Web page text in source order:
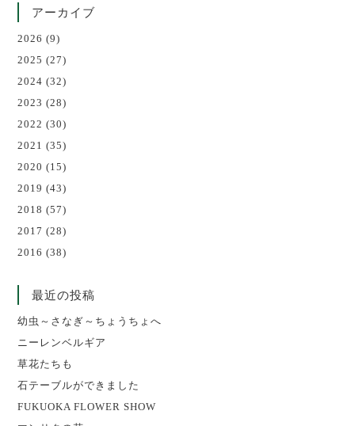
アーカイブ
2026 (9)
2025 (27)
2024 (32)
2023 (28)
2022 (30)
2021 (35)
2020 (15)
2019 (43)
2018 (57)
2017 (28)
2016 (38)
最近の投稿
幼虫～さなぎ～ちょうちょへ
ニーレンベルギア
草花たちも
石テーブルができました
FUKUOKA FLOWER SHOW